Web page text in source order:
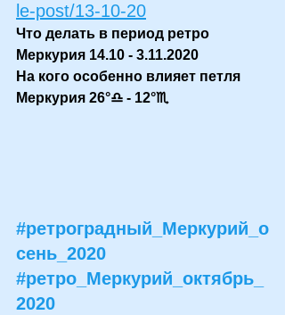
le-post/13-10-20
Что делать в период ретро
Меркурия 14.10 - 3.11.2020
На кого особенно влияет петля
Меркурия 26°♎ - 12°♏
#ретроградный_Меркурий_о
сень_2020
#ретро_Меркурий_октябрь_
2020